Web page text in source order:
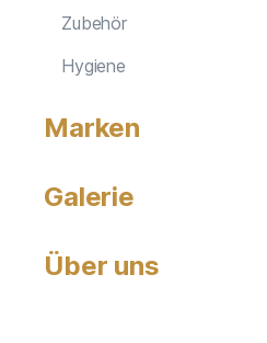
Zubehör
Hygiene
Marken
Galerie
Über uns